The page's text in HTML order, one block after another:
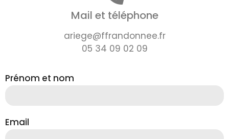
Mail et téléphone
ariege@ffrandonnee.fr
05 34 09 02 09
Prénom et nom
Email